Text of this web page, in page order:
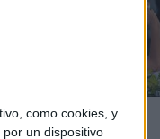
como cookies, y
un dispositivo
08/2026